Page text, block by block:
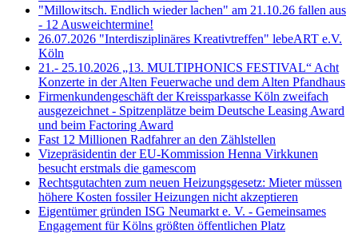
"Millowitsch. Endlich wieder lachen" am 21.10.26 fallen aus
- 12 Ausweichtermine!
26.07.2026 "Interdisziplinäres Kreativtreffen" lebeART e.V.
Köln
21.- 25.10.2026 „13. MULTIPHONICS FESTIVAL“ Acht
Konzerte in der Alten Feuerwache und dem Alten Pfandhaus
Firmenkundengeschäft der Kreissparkasse Köln zweifach
ausgezeichnet - Spitzenplätze beim Deutsche Leasing Award
und beim Factoring Award
Fast 12 Millionen Radfahrer an den Zählstellen
Vizepräsidentin der EU-Kommission Henna Virkkunen
besucht erstmals die gamescom
Rechtsgutachten zum neuen Heizungsgesetz: Mieter müssen
höhere Kosten fossiler Heizungen nicht akzeptieren
Eigentümer gründen ISG Neumarkt e. V. - Gemeinsames
Engagement für Kölns größten öffentlichen Platz